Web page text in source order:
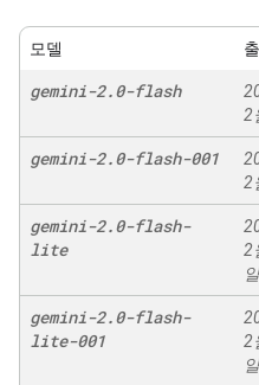
모델
gemini-2.0-flash
2
gemini-2.0-flash-001
2
gemini-2.0-flash-
lite
2
일
gemini-2.0-flash-
lite-001
2
일